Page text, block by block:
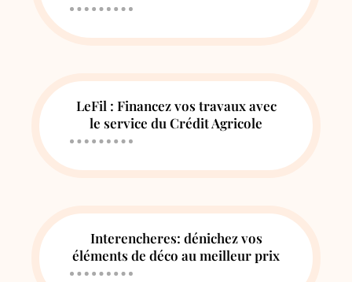
LeFil : Financez vos travaux avec
le service du Crédit Agricole
Interencheres: dénichez vos
éléments de déco au meilleur prix